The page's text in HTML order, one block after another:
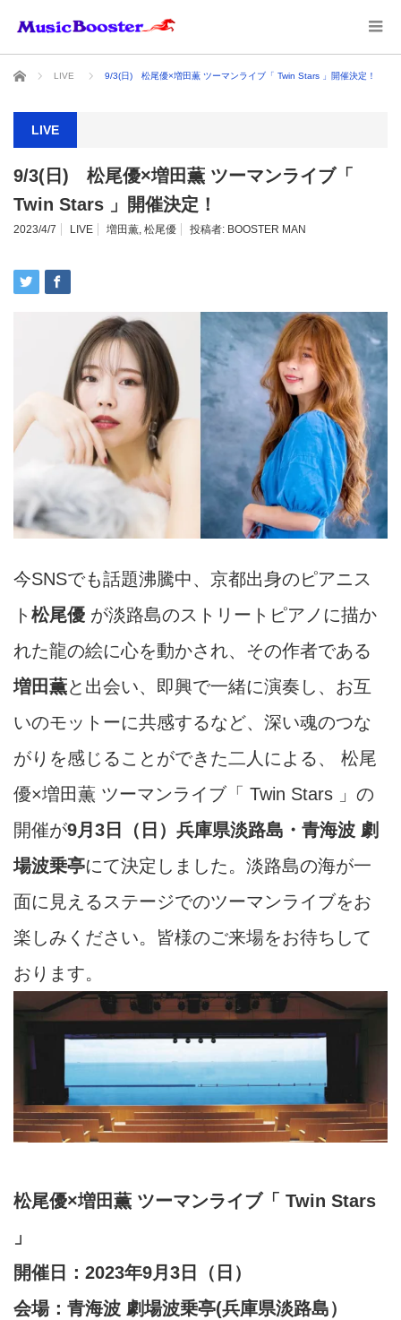
ホーム LIVE 9/3(日) 松尾優×増田薫 ツーマンライブ「 Twin Stars 」開催決定！
LIVE
9/3(日) 松尾優×増田薫 ツーマンライブ「
Twin Stars 」開催決定！
2023/4/7 LIVE 増田薫, 松尾優 投稿者: BOOSTER MAN
今SNSでも話題沸騰中、京都出身のピアニス
ト 松尾優 が淡路島のストリートピアノに描か
れた龍の絵に心を動かされ、その作者である
増田薫と出会い、即興で一緒に演奏し、お互
いのモットーに共感するなど、深い魂のつな
がりを感じることができた二人による、 松尾
優×増田薫 ツーマンライブ「 Twin Stars 」の
開催が9月3日（日） 兵庫県淡路島・青海波 劇
場波乗亭にて決定しました。淡路島の海が一
面に見えるステージでのツーマンライブをお
楽しみください。皆様のご来場をお待ちして
おります。
松尾優×増田薫 ツーマンライブ「 Twin Stars
」
開催日：2023年9月3日（日）
会場： 青海波 劇場波乗亭(兵庫県淡路島）